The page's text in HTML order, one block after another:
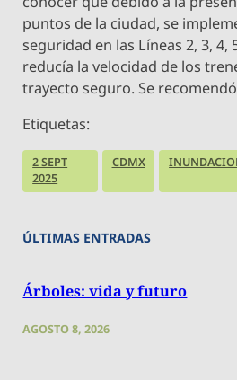
puntos de la ciudad, se
seguridad en las Líneas 2, 3, 4,
reducía la velocidad de los
trayecto seguro. Se
Etiquetas:
2 SEPT
2025
CDMX
ÚLTIMAS ENTRADAS
Árboles: vida y futuro
AGOSTO 8, 2026